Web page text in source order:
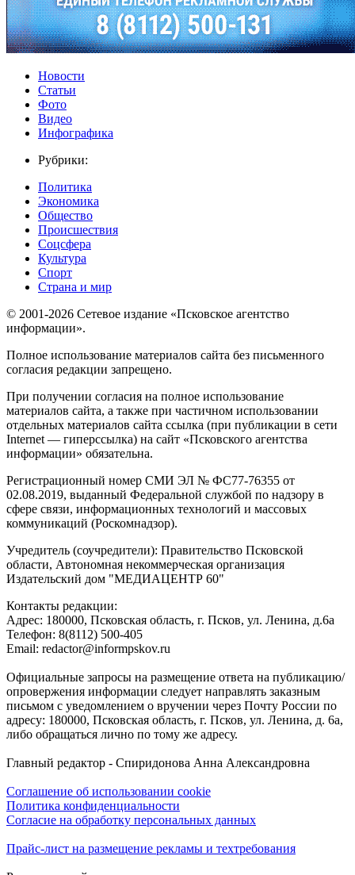
Новости
Статьи
Фото
Видео
Инфографика
Рубрики:
Политика
Экономика
Общество
Происшествия
Соцсфера
Культура
Спорт
Страна и мир
© 2001-2026 Сетевое издание «Псковское агентство
информации».
Полное использование материалов сайта без письменного
согласия редакции запрещено.
При получении согласия на полное использование
материалов сайта, а также при частичном использовании
отдельных материалов сайта ссылка (при публикации в сети
Internet — гиперссылка) на сайт «Псковского агентства
информации» обязательна.
Регистрационный номер СМИ ЭЛ № ФС77-76355 от
02.08.2019, выданный Федеральной службой по надзору в
сфере связи, информационных технологий и массовых
коммуникаций (Роскомнадзор).
Учредитель (соучредители): Правительство Псковской
области, Автономная некоммерческая организация
Издательский дом "МЕДИАЦЕНТР 60"
Контакты редакции:
Адреc: 180000, Псковская область, г. Псков, ул. Ленина, д.6а
Телефон: 8(8112) 500-405
Email: redactor@informpskov.ru
Официальные запросы на размещение ответа на публикацию/
опровержения информации следует направлять заказным
письмом с уведомлением о вручении через Почту России по
адресу: 180000, Псковская область, г. Псков, ул. Ленина, д. 6а,
либо обращаться лично по тому же адресу.
Главный редактор - Спиридонова Анна Александровна
Соглашение об использовании cookie
Политика конфиденциальности
Согласие на обработку персональных данных
Прайс-лист на размещение рекламы и техтребования